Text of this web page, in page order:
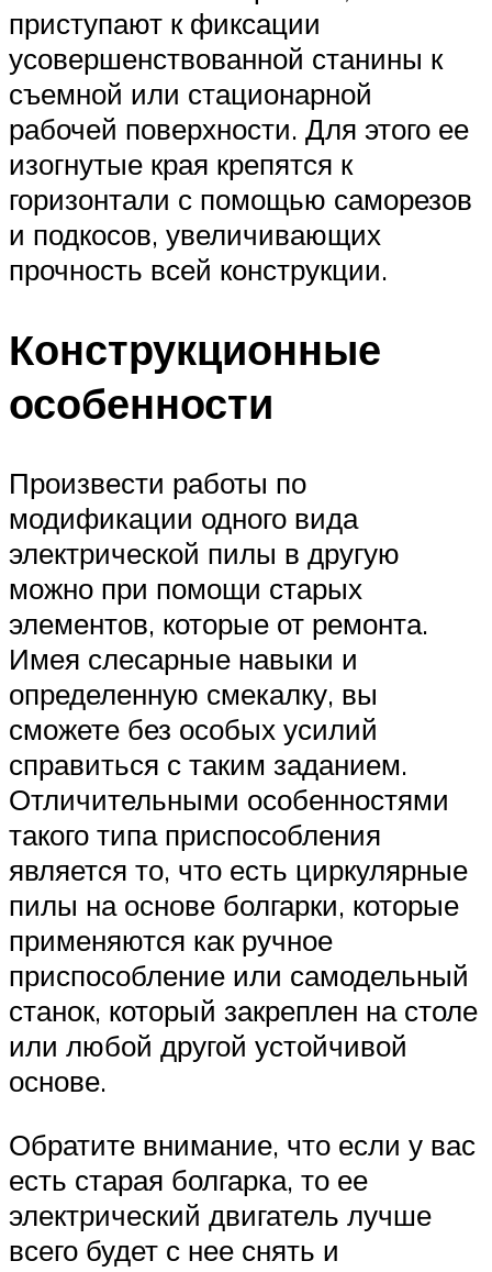
приступают к фиксации
усовершенствованной станины к
съемной или стационарной
рабочей поверхности. Для этого ее
изогнутые края крепятся к
горизонтали с помощью саморезов
и подкосов, увеличивающих
прочность всей конструкции.
Конструкционные
особенности
Произвести работы по
модификации одного вида
электрической пилы в другую
можно при помощи старых
элементов, которые от ремонта.
Имея слесарные навыки и
определенную смекалку, вы
сможете без особых усилий
справиться с таким заданием.
Отличительными особенностями
такого типа приспособления
является то, что есть циркулярные
пилы на основе болгарки, которые
применяются как ручное
приспособление или самодельный
станок, который закреплен на столе
или любой другой устойчивой
основе.
Обратите внимание, что если у вас
есть старая болгарка, то ее
электрический двигатель лучше
всего будет с нее снять и